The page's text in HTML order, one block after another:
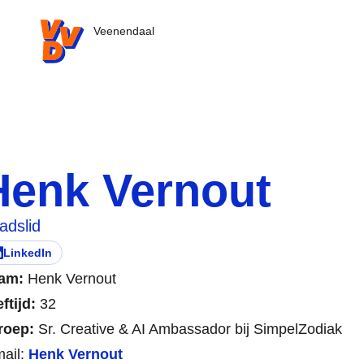
VVD.nl - Ga naar de homepage
Veenendaal
Vernout
deze persoon zijn/haar
LinkedInin nieuw tabblad)
Henk Vernout
32
Sr. Creative & AI Ambassador bij SimpelZodiak
Henk Vernout